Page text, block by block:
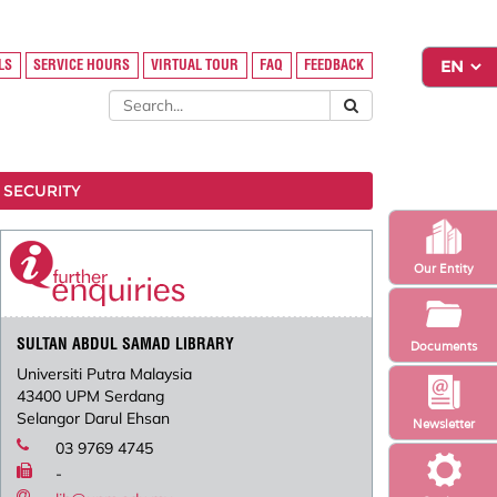
Newsletter
Our Entity
Documents
SERVICE HOURS VIRTUAL TOUR FAQ FEEDBACK
SULTAN ABDUL SAMAD LIBRARY
Universiti Putra Malaysia
43400 UPM Serdang
Selangor Darul Ehsan
03 9769 4745
-